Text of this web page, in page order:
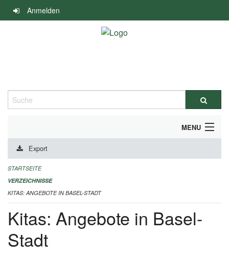
Navigation
überspringen
Anmelden
Suche
MENU
ALLGEMEINE INFORMATIONEN
IMPRESSUM
Export
STARTSEITE
VERZEICHNISSE
KITAS: ANGEBOTE IN BASEL-STADT
Kitas: Angebote in Basel-
Stadt